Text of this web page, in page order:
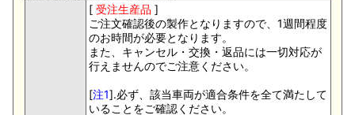
[ 受注生産品 ]
ご注文確認後の製作となりますので、1週間程度
のお時間が必要となります。
また、キャンセル・交換・返品には一切対応が
行えませんのでご注意ください。
[注1].必ず、該当車両が適合条件を全て満たして
いることをご確認ください。